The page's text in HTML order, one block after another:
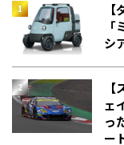
シ
ェ
っ
ー